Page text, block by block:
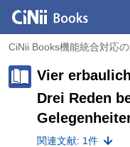
CiNii Books機能統合対応
Vier
Drei Reden
関連文献: 1件